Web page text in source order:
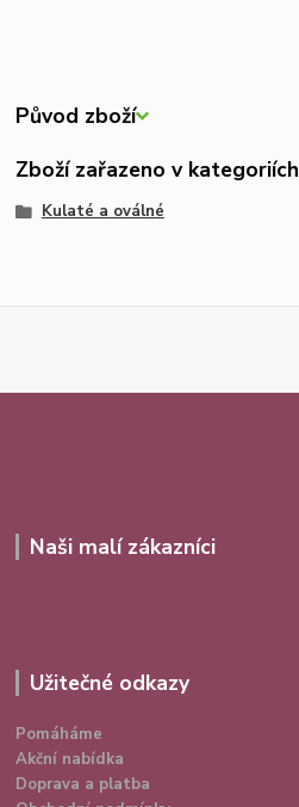
Původ zboží
Zboží zařazeno v kategoriích
Kulaté a oválné
Naši malí zákazníci
Užitečné odkazy
Pomáháme
Akční nabídka
Doprava a platba